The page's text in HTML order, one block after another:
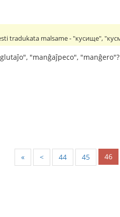
tradukata malsame - "кусище",
"manĝaĵpeco", "manĝero"?
« < 44 45 46